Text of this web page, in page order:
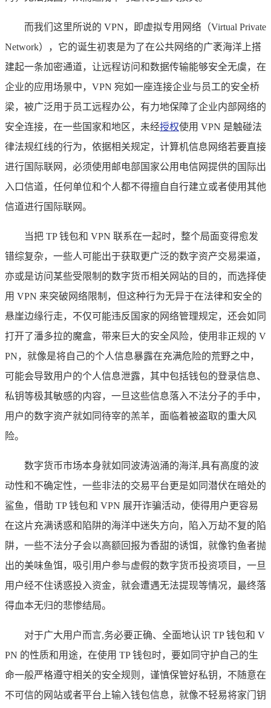
而我们这里所说的 VPN，即虚拟专用网络（Virtual Private
Network），它的诞生初衷是为了在公共网络的广袤海洋上搭
建起一条加密通道，让远程访问和数据传输能够安全无虞，在
企业的应用场景中，VPN 宛如一座连接企业与员工的安全桥
梁，被广泛用于员工远程办公，有力地保障了企业内部网络的
安全连接，在一些国家和地区，未经授权使用 VPN 是触碰法
律法规红线的行为，依据相关规定，计算机信息网络若要直接
进行国际联网，必须使用邮电部国家公用电信网提供的国际出
入口信道，任何单位和个人都不得擅自自行建立或者使用其他
信道进行国际联网。
当把 TP 钱包和 VPN 联系在一起时，整个局面变得愈发
错综复杂，一些人可能出于获取更广泛的数字资产交易渠道，
亦或是访问某些受限制的数字货币相关网站的目的，而选择使
用 VPN 来突破网络限制，但这种行为无异于在法律和安全的
悬崖边缘行走，不仅可能违反国家的网络管理规定，还会如同
打开了潘多拉的魔盒，带来巨大的安全风险，使用非正规的 V
PN，就像是将自己的个人信息暴露在充满危险的荒野之中，
可能会导致用户的个人信息泄露，其中包括钱包的登录信息、
私钥等极其敏感的内容，一旦这些信息落入不法分子的手中，
用户的数字资产就如同待宰的羔羊，面临着被盗取的重大风
险。
数字货币市场本身就如同波涛汹涌的海洋,具有高度的波
动性和不确定性，一些非法的交易平台更是如同潜伏在暗处的
鲨鱼，借助 TP 钱包和 VPN 展开诈骗活动，使得用户更容易
在这片充满诱惑和陷阱的海洋中迷失方向，陷入万劫不复的陷
阱，一些不法分子会以高额回报为香甜的诱饵，就像钓鱼者抛
出的美味鱼饵，吸引用户参与虚假的数字货币投资项目，一旦
用户经不住诱惑投入资金，就会遭遇无法提现等情况，最终落
得血本无归的悲惨结局。
对于广大用户而言,务必要正确、全面地认识 TP 钱包和 V
PN 的性质和用途，在使用 TP 钱包时，要如同守护自己的生
命一般严格遵守相关的安全规则，谨慎保管好私钥，不随意在
不可信的网站或者平台上输入钱包信息，就像不轻易将家门钥